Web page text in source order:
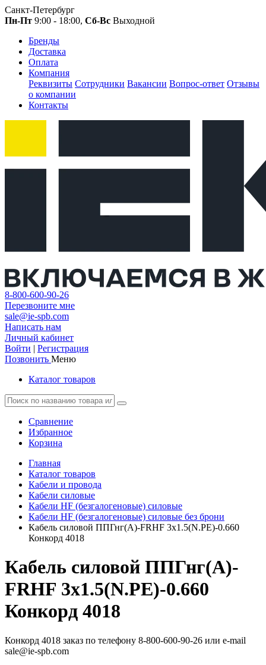
Санкт-Петербург
Пн-Пт 9:00 - 18:00, Сб-Вс Выходной
Бренды
Доставка
Оплата
Компания
Реквизиты Сотрудники Вакансии Вопрос-ответ Отзывы
о компании
Контакты
8-800-600-90-26
Перезвоните мне
sale@ie-spb.com
Написать нам
Личный кабинет
Войти | Регистрация
Позвонить Меню
Каталог товаров
Сравнение
Избранное
Корзина
Главная
Каталог товаров
Кабели и провода
Кабели силовые
Кабели HF (безгалогеновые) силовые
Кабели HF (безгалогеновые) силовые без брони
Кабель силовой ППГнг(А)-FRHF 3х1.5(N.PE)-0.660
Конкорд 4018
Кабель силовой ППГнг(А)-
FRHF 3х1.5(N.PE)-0.660
Конкорд 4018
Конкорд 4018 заказ по телефону 8-800-600-90-26 или e-mail
sale@ie-spb.com